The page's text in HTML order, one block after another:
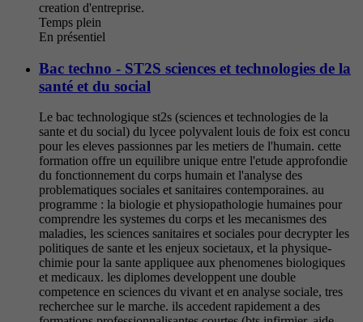
creation d'entreprise.
Temps plein
En présentiel
Bac techno - ST2S sciences et technologies de la
santé et du social
Le bac technologique st2s (sciences et technologies de la
sante et du social) du lycee polyvalent louis de foix est concu
pour les eleves passionnes par les metiers de l'humain. cette
formation offre un equilibre unique entre l'etude approfondie
du fonctionnement du corps humain et l'analyse des
problematiques sociales et sanitaires contemporaines. au
programme : la biologie et physiopathologie humaines pour
comprendre les systemes du corps et les mecanismes des
maladies, les sciences sanitaires et sociales pour decrypter les
politiques de sante et les enjeux societaux, et la physique-
chimie pour la sante appliquee aux phenomenes biologiques
et medicaux. les diplomes developpent une double
competence en sciences du vivant et en analyse sociale, tres
recherchee sur le marche. ils accedent rapidement a des